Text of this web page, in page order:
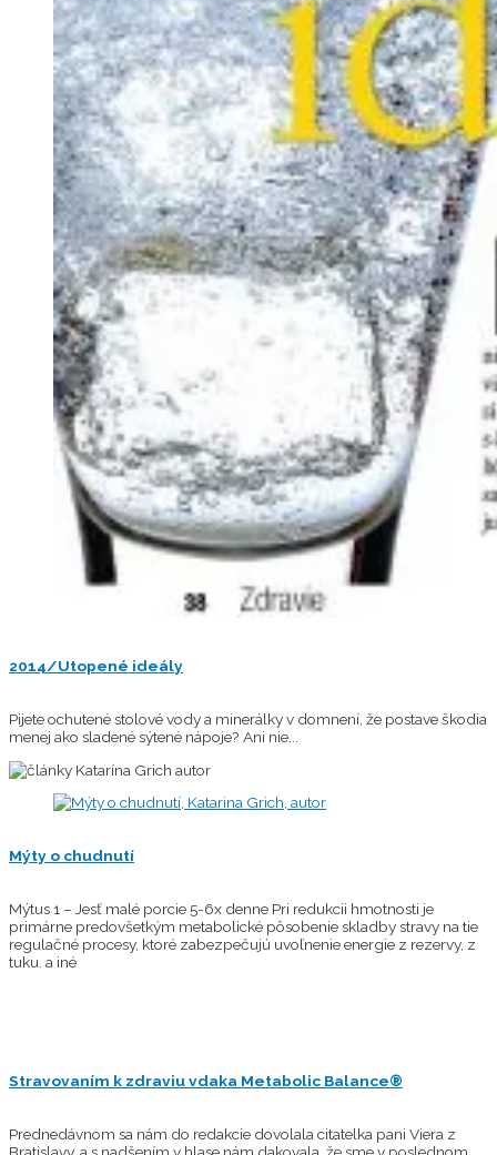
2014/Utopené ideály
Pijete ochutené stolové vody a minerálky v domnení, že postave škodia
menej ako sladené sýtené nápoje? Ani nie...
Mýty o chudnutí
Mýtus 1 – Jesť malé porcie 5-6x denne Pri redukcii hmotnosti je
primárne predovšetkým metabolické pôsobenie skladby stravy na tie
regulačné procesy, ktoré zabezpečujú uvoľnenie energie z rezervy, z
tuku. a iné
Stravovaním k zdraviu vdaka Metabolic Balance®
Prednedávnom sa nám do redakcie dovolala citatelka pani Viera z